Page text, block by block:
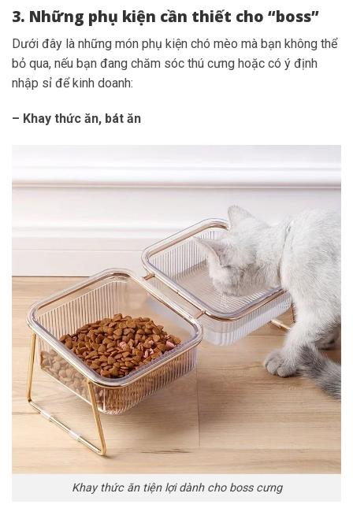
3. Những phụ kiện cần thiết cho “boss”
Dưới đây là những món phụ kiện chó mèo mà bạn không thể
bỏ qua, nếu bạn đang chăm sóc thú cưng hoặc có ý định
nhập sỉ để kinh doanh:
– Khay thức ăn, bát ăn
Khay thức ăn tiện lợi dành cho boss cưng